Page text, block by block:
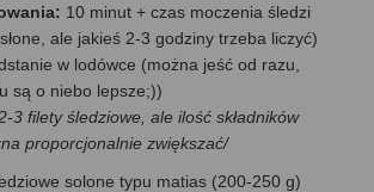
10 minut + czas moczenia śledzi
ale jakieś 2-3 godziny trzeba liczyć)
w lodówce (można jeść od razu,
są o niebo lepsze;))
3 filety śledziowe, ale ilość składników
proporcjonalnie zwiększać/
solone typu matias (200-250 g)